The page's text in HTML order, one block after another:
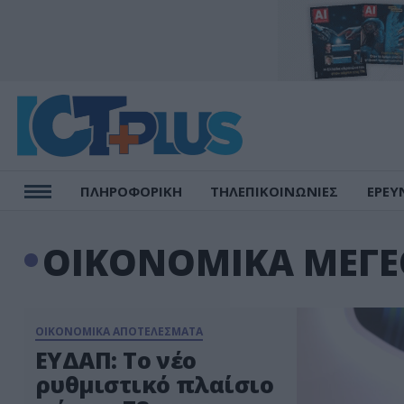
ΠΛΗΡΟΦΟΡΙΚΗ ΤΗΛΕΠΙΚΟΙΝΩΝΙΕΣ
ΟΙΚΟΝΟΜΙΚΑ
ΟΙΚΟΝΟΜΙΚΑ ΑΠΟΤΕΛΕΣΜΑΤΑ
ΕΥΔΑΠ: Το νέο
ρυθμιστικό πλαίσιο